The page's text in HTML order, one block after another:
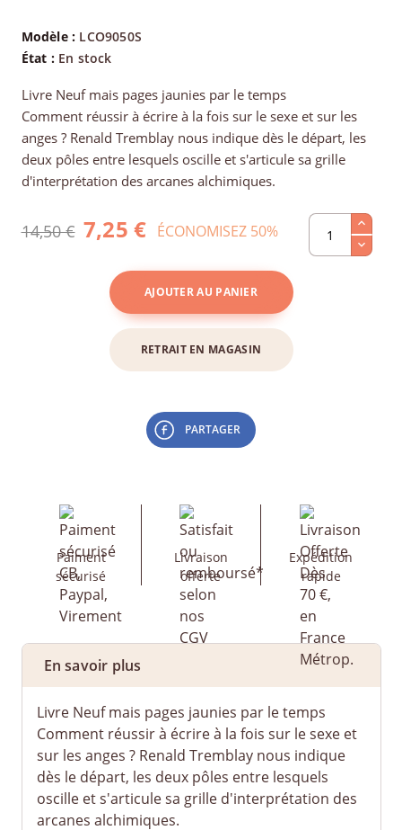
Modèle : LCO9050S
État : En stock
Livre Neuf mais pages jaunies par le temps
Comment réussir à écrire à la fois sur le sexe et sur les
anges ? Renald Tremblay nous indique dès le départ, les
deux pôles entre lesquels oscille et s'articule sa grille
d'interprétation des arcanes alchimiques.
14,50 € 7,25 € ÉCONOMISEZ 50%
AJOUTER AU PANIER
RETRAIT EN MAGASIN
PARTAGER
Paiment
sécurisé
Livraison
offerte
Expédition
rapide
En savoir plus
Livre Neuf mais pages jaunies par le temps
Comment réussir à écrire à la fois sur le sexe et
sur les anges ? Renald Tremblay nous indique
dès le départ, les deux pôles entre lesquels
oscille et s'articule sa grille d'interprétation des
arcanes alchimiques.